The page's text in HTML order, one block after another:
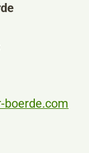
boerde.com